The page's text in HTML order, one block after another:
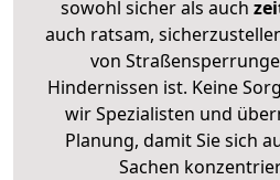
sowohl sicher als auch
auch ratsam,
von
Hindernissen ist. Keine
wir Spezialisten und
Planung, damit Sie sich
Sachen